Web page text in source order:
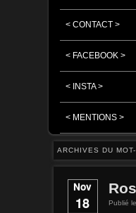
< CONTACT >
< FACEBOOK >
< INSTA >
< MENTIONS >
ARCHIVES DU
Nov
18 Publié le